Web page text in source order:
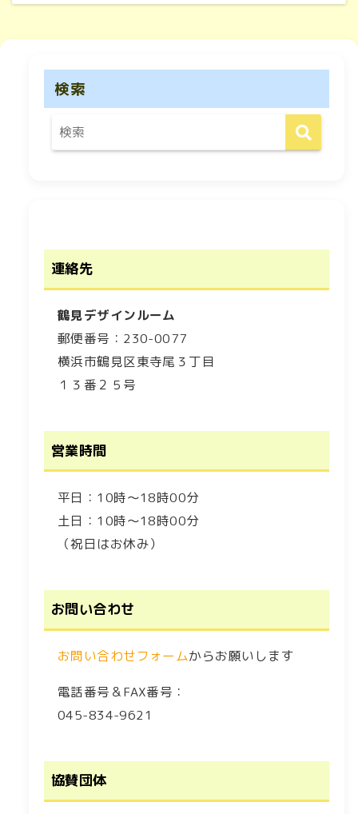
検索
連絡先
鶴見デザインルーム
郵便番号：230-0077
横浜市鶴見区東寺尾３丁目
１３番２５号
営業時間
平日：10時～18時00分
土日：10時～18時00分
（祝日はお休み）
お問い合わせ
お問い合わせフォームからお願いします
電話番号＆FAX番号：
045-834-9621
協賛団体